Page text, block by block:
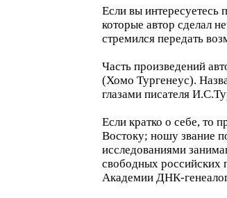
Если вы интересуетесь
которые автор сделал
стремился передать
Часть произведений
(Хомо Тургенеус).
глазами писателя
Если кратко о себе, то
Востоку; ношу звание
исследованиями
свободных российских
Академии ДНК-